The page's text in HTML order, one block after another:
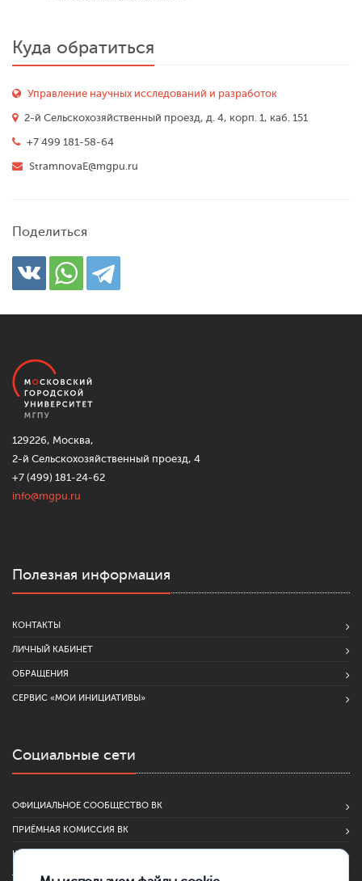
Куда обратиться
Управление научных исследований и разработок
2-й Сельскохозяйственный проезд, д. 4, корп. 1, каб. 151
+7 499 181-58-64
StramnovaE@mgpu.ru
Поделиться
129226, Москва,
2-й Сельскохозяйственный проезд, 4
+7 (499) 181-24-62
info@mgpu.ru
Полезная информация
КОНТАКТЫ
ЛИЧНЫЙ КАБИНЕТ
ОБРАЩЕНИЯ
СЕРВИС «МОИ ИНИЦИАТИВЫ»
Социальные сети
ОФИЦИАЛЬНОЕ СООБЩЕСТВО ВК
ПРИЁМНАЯ КОМИССИЯ ВК
КЛТМС | МЕДИА. СОБЫТИЯ. ДРУЗЬЯ
TELEGRAM-КАНАЛ